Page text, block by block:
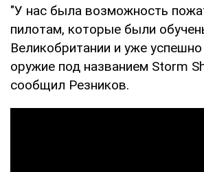
"У нас была возможность
пилотам, которые были
Великобритании и уже
оружие под названием Storm
сообщил Резников.